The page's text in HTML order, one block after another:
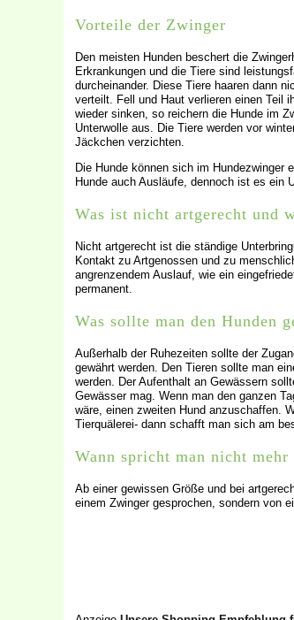
Vorteile der Zwinger
Den meisten Hunden beschert die
Erkrankungen und die Tiere sind
durcheinander. Diese Tiere haaren dann
verteilt. Fell und Haut verlieren einen Teil
wieder sinken, so reichern die Hunde im
Unterwolle aus. Die Tiere werden vor
Jäckchen verzichten.
Die Hunde können sich im Hundezwinger
Hunde auch Ausläufe, dennoch ist es ein
Was ist nicht artgerecht und
Nicht artgerecht ist die ständige
Kontakt zu Artgenossen und zu
angrenzendem Auslauf, wie ein
permanent.
Was sollte man den Hunden
Außerhalb der Ruhezeiten sollte der
gewährt werden. Den Tieren sollte man
werden. Der Aufenthalt an Gewässern
Gewässer mag. Wenn man den ganzen
wäre, einen zweiten Hund anzuschaffen.
Tierquälerei- dann schafft man sich am
Wann spricht man nicht
Ab einer gewissen Größe und bei
einem Zwinger gesprochen, sondern von